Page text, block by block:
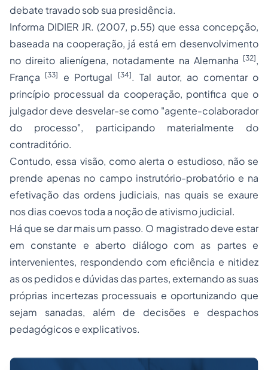
debate travado sob sua presidência.
Informa DIDIER JR. (2007, p.55) que essa concepção,
baseada na cooperação, já está em desenvolvimento
no direito alienígena, notadamente na Alemanha [32],
França
[33] e Portugal [34]. Tal autor, ao comentar o
princípio processual da cooperação, pontifica que o
julgador deve desvelar-se como "agente-colaborador
do processo", participando materialmente do
contraditório.
Contudo, essa visão, como alerta o estudioso, não se
prende apenas no campo instrutório-probatório e na
efetivação das ordens judiciais, nas quais se exaure
nos dias coevos toda a noção de ativismo judicial.
Há que se dar mais um passo. O magistrado deve estar
em constante e aberto diálogo com as partes e
intervenientes, respondendo com eficiência e nitidez
as os pedidos e dúvidas das partes, externando as suas
próprias incertezas processuais e oportunizando que
sejam sanadas, além de decisões e despachos
pedagógicos e explicativos.